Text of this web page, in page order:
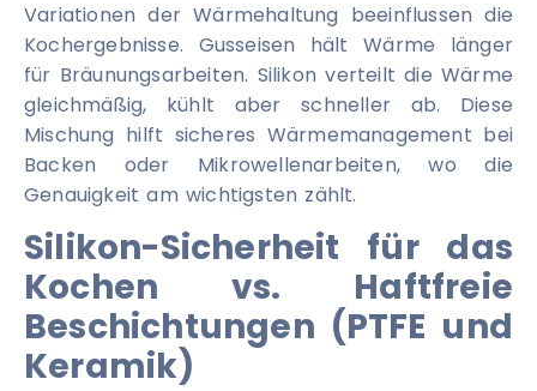
Variationen der Wärmehaltung beeinflussen die
Kochergebnisse. Gusseisen hält Wärme länger
für Bräunungsarbeiten. Silikon verteilt die Wärme
gleichmäßig, kühlt aber schneller ab. Diese
Mischung hilft sicheres Wärmemanagement bei
Backen oder Mikrowellenarbeiten, wo die
Genauigkeit am wichtigsten zählt.
Silikon-Sicherheit für das
Kochen vs. Haftfreie
Beschichtungen (PTFE und
Keramik)